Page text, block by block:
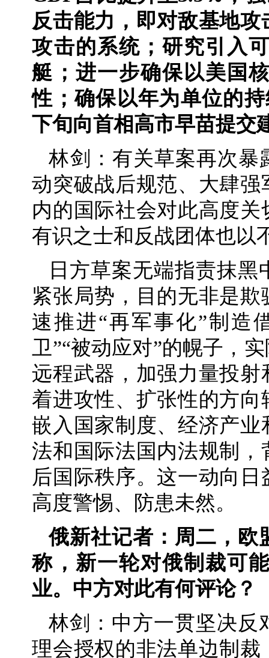
反击能力，即对敌基地
攻击的系统；研究引入
艇；进一步确保以美国
性；确保以年为单位的
下旬向首相高市早苗提交
林剑：有关草案再次暴
动突破战后规范、大肆
内的国际社会对此高度
有识之士和反战团体也以
日方草案无端指责抹
紧张局势，目的无非是
速推进“再军事化”制造
卫”“被动应对”的幌子，
远程武器，加强力量投
着进攻性、扩张性的方
嵌入国家制度、经济产
法和国际法国内法规制
后国际秩序。这一动向
高度警惕、防患未然。
俄新社记者：周二，欧
称，新一轮对俄制裁可
业。中方对此有何评论？
林剑：中方一贯坚决反
理会授权的非法单边制